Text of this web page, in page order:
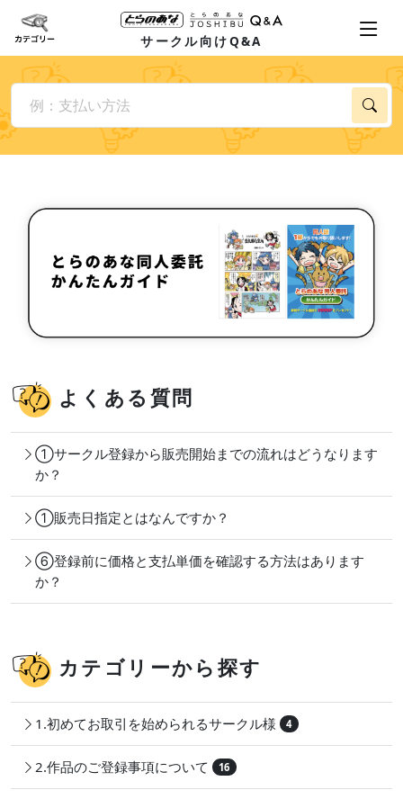
サークル向けQ&A
よくある質問
①サークル登録から販売開始までの流れはどうなります
か？
①販売日指定とはなんですか？
⑥登録前に価格と支払単価を確認する方法はあります
か？
カテゴリーから探す
1.初めてお取引を始められるサークル様 4
2.作品のご登録事項について 16